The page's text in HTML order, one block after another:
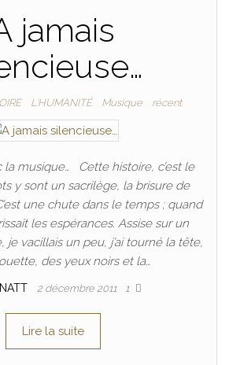
jamais
L'HUMANITÉ Musique récent
la musique… Cette histoire, c’est le
y sont un sacrilège, la brisure de
une chute dans le temps ; quand
les espérances. Assise sur un
je vacillais un peu, j’ai tourné la tête,
des yeux noirs et la…
2 décembre 2011 1
Lire la suite